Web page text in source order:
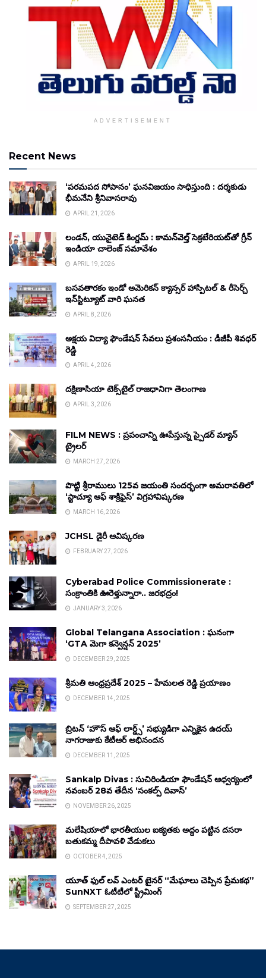
ADVERTISEMENT
Recent News
‘పరమపద సోపానం’ ఘనవిజయం సాధిస్తుంది : దర్శకుడు
భీమనేని శ్రీనివాసరావు
APRIL 21, 2026
లండన్, యునైటెడ్ కింగ్డమ్ : కామన్‌వెల్త్ సెక్రటేరియట్‌తో గ్రీన్
ఇండియా చాలెంజ్ సమావేశం
APRIL 19, 2026
బసవతారకం ఇండో అమెరికన్ క్యాన్సర్ హాస్పిటల్ & రీసెర్చ్
ఇన్‌స్టిట్యూట్ వారి ఘనత
APRIL 8, 2026
అక్షయ విద్యా ఫౌండేషన్ సేవలు ప్రశంసనీయం : డీజీపీ శివధర్
రెడ్డి
APRIL 4, 2026
దక్షిణాసియా టెక్స్‌టైల్ రాజధానిగా తెలంగాణ
APRIL 3, 2026
FILM NEWS : ప్రపంచాన్ని ఊపేస్తున్న స్పైడర్ మ్యాన్
ట్రైలర్
MARCH 27, 2026
పొట్టి శ్రీరాములు 125వ జయంతి సందర్భంగా అమరావతిలో
‘స్టాచ్యూ ఆఫ్ శాక్రిఫైస్’ విగ్రహావిష్కరణ
MARCH 16, 2026
JCHSL డైరీ ఆవిష్కరణ
FEBRUARY 27, 2026
Cyberabad Police Commissionerate :
సంక్రాంతికి ఊరెళ్తున్నారా.. జరభద్రం!
JANUARY 3, 2026
Global Telangana Association : ఘనంగా
‘GTA మెగా కన్వెన్షన్ 2025’
DECEMBER 29, 2025
శ్రీమతి ఆంధ్రప్రదేశ్ 2025 – హేమలత రెడ్డి ప్రయాణం
DECEMBER 14, 2025
బ్రిటన్ ‘హౌస్ ఆఫ్ లార్డ్స్’ సభ్యుడిగా ఎన్నికైన ఉదయ్
నాగరాజుకు కేటీఆర్ అభినందన
DECEMBER 11, 2025
Sankalp Divas : సుచిరిండియా ఫౌండేషన్ ఆధ్వర్యంలో
నవంబర్ 28వ తేదీన ‘సంకల్ప్ దివాస్’
NOVEMBER 26, 2025
మలేషియాలో భారతీయుల ఐక్యతకు అద్దం పట్టిన దసరా
బతుకమ్మ దీపావళి వేడుకలు
OCTOBER 4, 2025
యూత్ ఫుల్ లవ్ ఎంటర్ టైనర్ “మేఘాలు చెప్పిన ప్రేమకథ”
SunNXT ఓటీటీలో స్ట్రీమింగ్
SEPTEMBER 27, 2025